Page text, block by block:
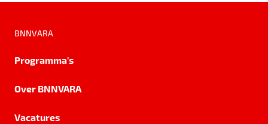
BNNVARA
Programma's
Over BNNVARA
Vacatures